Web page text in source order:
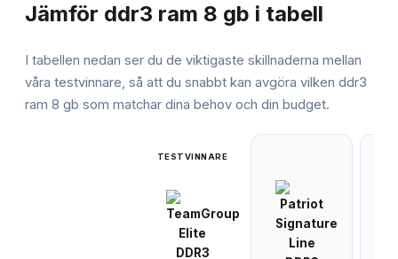
Jämför ddr3 ram 8 gb i tabell
I tabellen nedan ser du de viktigaste skillnaderna mellan
våra testvinnare, så att du snabbt kan avgöra vilken ddr3
ram 8 gb som matchar dina behov och din budget.
TESTVINNARE